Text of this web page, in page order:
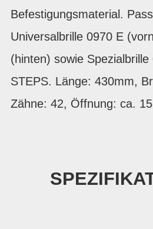
Befestigungsmaterial.
Universalbrille 0970 E
(hinten) sowie
STEPS. Länge: 430mm,
Zähne: 42, Öffnung: ca.